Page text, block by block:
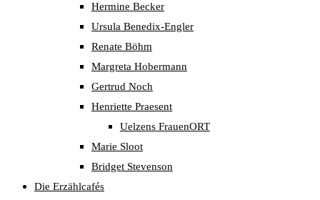
Hermine Becker
Ursula Benedix-Engler
Renate Böhm
Margreta Hobermann
Gertrud Noch
Henriette Praesent
Uelzens FrauenORT
Marie Sloot
Bridget Stevenson
Die Erzählcafés